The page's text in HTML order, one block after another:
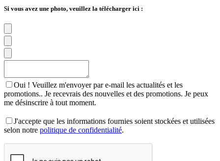
Si vous avez une photo, veuillez la télécharger ici :
Oui ! Veuillez m'envoyer par e-mail les actualités et les
promotions.. Je recevrais des nouvelles et des promotions. Je peux
me désinscrire à tout moment.
J'accepte que les informations fournies soient stockées et utilisées
selon notre politique de confidentialité.